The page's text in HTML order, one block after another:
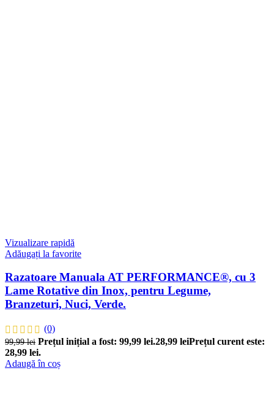
Vizualizare rapidă
Adăugați la favorite
Razatoare Manuala AT PERFORMANCE®, cu 3
Lame Rotative din Inox, pentru Legume,
Branzeturi, Nuci, Verde.
(0)
99,99lei Prețul inițial a fost: 99,99 lei.28,99 leiPrețul curent este:
28,99 lei.
Adaugă în coș